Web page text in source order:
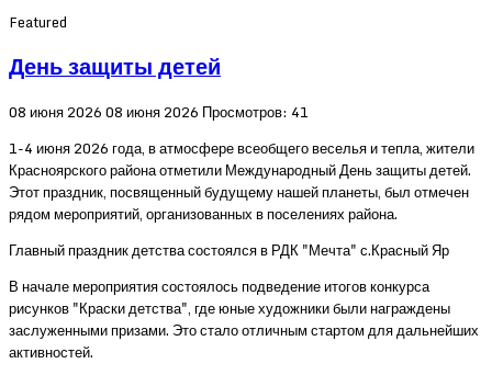
Featured
День защиты детей
08 июня 202608 июня 2026 Просмотров: 41
1-4 июня 2026 года, в атмосфере всеобщего веселья и тепла, жители
Красноярского района отметили Международный День защиты детей.
Этот праздник, посвященный будущему нашей планеты, был отмечен
рядом мероприятий, организованных в поселениях района.
Главный праздник детства состоялся в РДК "Мечта" с.Красный Яр
В начале мероприятия состоялось подведение итогов конкурса
рисунков "Краски детства", где юные художники были награждены
заслуженными призами. Это стало отличным стартом для дальнейших
активностей.